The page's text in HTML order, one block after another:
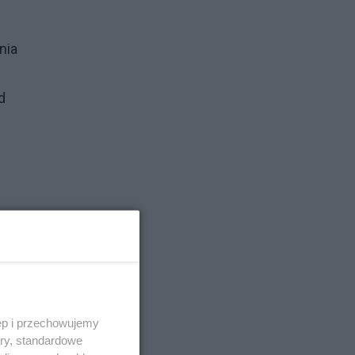
i przechowujemy
standardowe